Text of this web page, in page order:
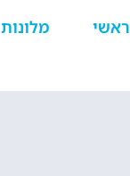
ראשי מלונות